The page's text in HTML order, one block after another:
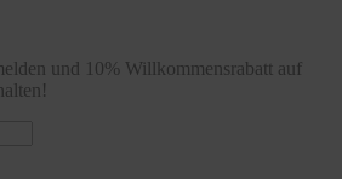
und 10% Willkommensrabatt auf